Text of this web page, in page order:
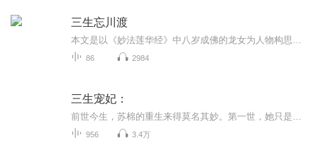
三生忘川渡
86 2984
三生宠妃：
956 3.4万